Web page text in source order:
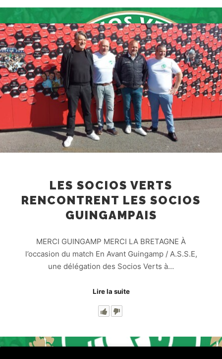
LES SOCIOS VERTS
RENCONTRENT LES SOCIOS
GUINGAMPAIS
MERCI GUINGAMP MERCI LA BRETAGNE À
l’occasion du match En Avant Guingamp / A.S.S.E,
une délégation des Socios Verts à…
Lire la suite